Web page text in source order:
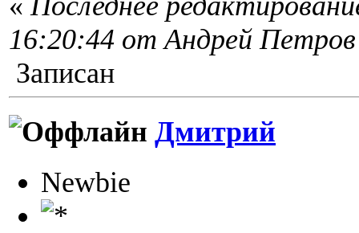
16:20:44 от Андрей Петров
Записан
Дмитрий
Newbie